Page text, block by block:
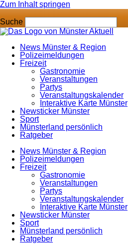
Zum Inhalt springen
Suche
News Münster & Region
Polizeimeldungen
Freizeit
Gastronomie
Veranstaltungen
Partys
Veranstaltungskalender
Interaktive Karte Münster
Newsticker Münster
Sport
Münsterland persönlich
Ratgeber
News Münster & Region
Polizeimeldungen
Freizeit
Gastronomie
Veranstaltungen
Partys
Veranstaltungskalender
Interaktive Karte Münster
Newsticker Münster
Sport
Münsterland persönlich
Ratgeber
Anzeige